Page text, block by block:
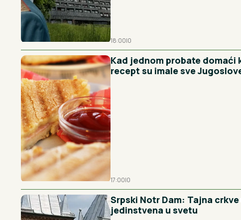
18:00|0
Kad jednom probate domaći
recept su imale sve
17:00|0
Srpski Notr Dam: Tajna
jedinstvena u svetu